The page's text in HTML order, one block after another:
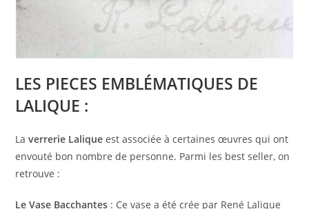
LES PIECES EMBLÉMATIQUES DE
LALIQUE :
Laverrerie Lalique est associée à certaines œuvres qui ont
envouté bon nombre de personne. Parmi les best seller, on
retrouve :
Le Vase Bacchantes : Ce vase a été crée par René Lalique